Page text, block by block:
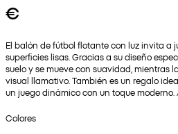
€
El balón de fútbol flotante con luz invita a
superficies lisas. Gracias a su diseño
suelo y se mueve con suavidad, mientras
visual llamativo. También es un regalo
un juego dinámico con un toque
Colores